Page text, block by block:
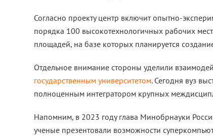
Согласно проекту центр включит опытно-
порядка 100 высокотехнологичных рабочих
площадей, на базе которых планируется
Отдельное внимание стороны уделили
государственным университетом. Сегодня вуз
полноценным интегратором крупных
Напомним, в 2023 году глава Минобрнауки
ученые презентовали возможности